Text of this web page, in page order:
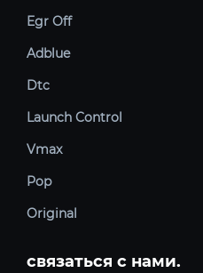
Egr Off
Adblue
Dtc
Launch Control
Vmax
Pop
Original
связаться с нами.